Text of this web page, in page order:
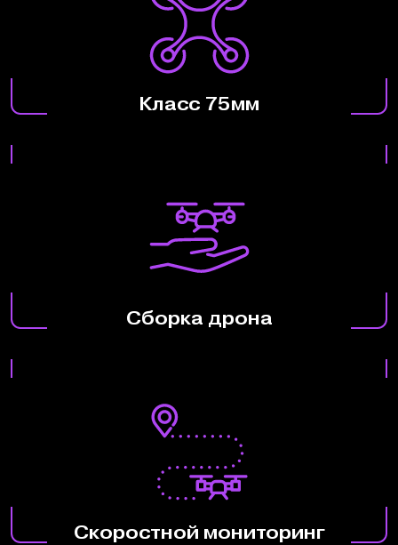
Класс 75мм
Сборка дрона
Скоростной мониторинг